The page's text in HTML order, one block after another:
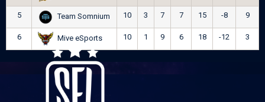
5 Team Somnium 10 3 7 7 15 -8 9
6 Mive eSports 10 1 9 6 18 -12 3